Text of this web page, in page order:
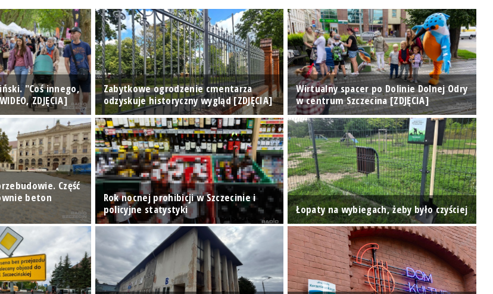
"Coś innego,
ZDJĘCIA]
Zabytkowe ogrodzenie cmentarza
odzyskuje historyczny wygląd [ZDJĘCIA]
Wirtualny spacer po Dolinie Dolnej Odry
w centrum Szczecina [ZDJĘCIA]
Część
beton
Rok nocnej prohibicji w Szczecinie i
policyjne statystyki
Łopaty na wybiegach, żeby było czyściej